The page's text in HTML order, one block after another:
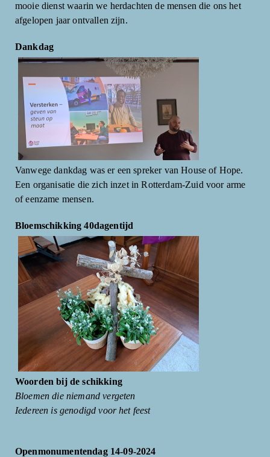
mooie dienst waarin we herdachten de mensen die ons het
afgelopen jaar ontvallen zijn.
Dankdag
Vanwege dankdag was er een spreker van House of Hope.
Een organisatie die zich inzet in Rotterdam-Zuid voor arme
of eenzame mensen.
Bloemschikking 40dagentijd
Woorden bij de schikking
Bloemen die niemand vergeten
Iedereen is genodigd voor het feest
Openmonumentendag 14-09-2024